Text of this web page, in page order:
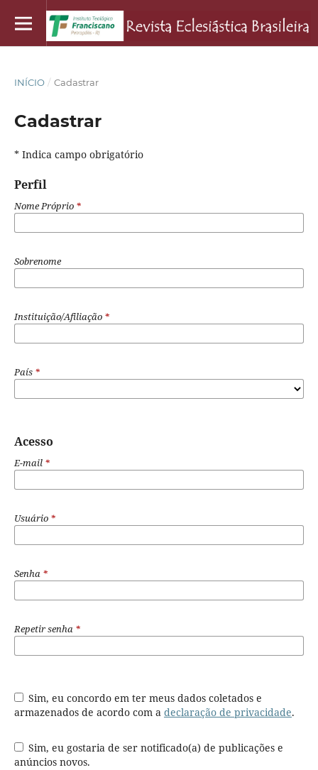
INÍCIO / Cadastrar
Cadastrar
* Indica campo obrigatório
Perfil
Nome Próprio *
Sobrenome
Instituição/Afiliação *
País *
Acesso
E-mail *
Usuário *
Senha *
Repetir senha *
Sim, eu concordo em ter meus dados coletados e
armazenados de acordo com a declaração de privacidade.
Sim, eu gostaria de ser notificado(a) de publicações e
anúncios novos.